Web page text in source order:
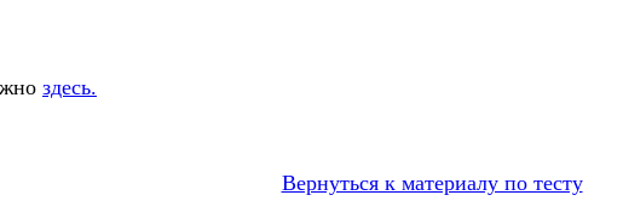
здесь.
Вернуться к материалу по тесту